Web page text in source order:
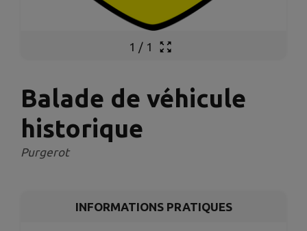
1 / 1
Balade de véhicule
historique
Purgerot
INFORMATIONS PRATIQUES